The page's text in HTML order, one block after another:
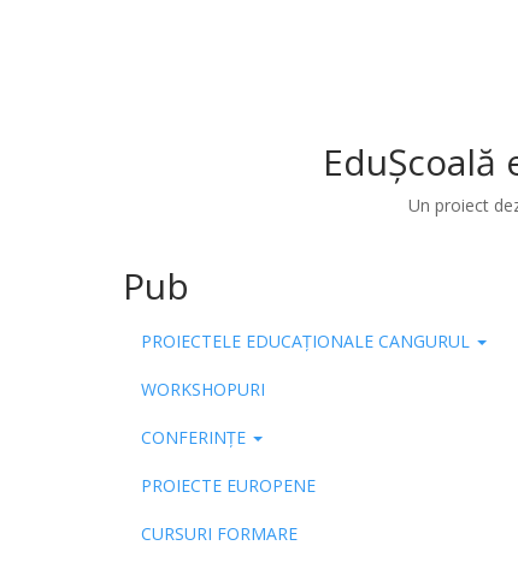
Un proiect
Pub
PROIECTELE EDUCAȚIONALE CANGURUL
WORKSHOPURI
CONFERINȚE
PROIECTE EUROPENE
CURSURI FORMARE